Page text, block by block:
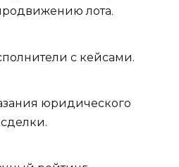
лота.
с кейсами.
юридического